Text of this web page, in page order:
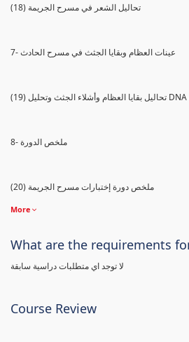
(18) تحاليل الشعر في مسرح الجريمة
7- عينات العظام وبقايا الجثث في مسرح الحادث
8- ملخص الدورة
(20) ملخص دورة إختبارات مسرح الجريمة
More
What are the requirements
لا توجد اي متطلبات دراسية سابقة
Course Review